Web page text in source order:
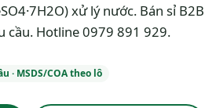
xử lý nước. Bán sỉ B2B
cầu. Hotline 0979 891 929.
· MSDS/COA theo lô